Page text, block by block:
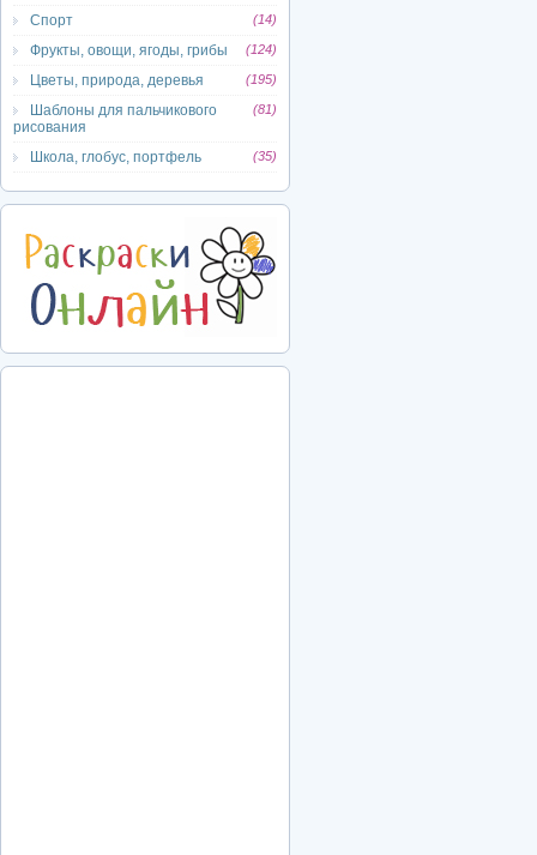
Спорт (14)
Фрукты, овощи, ягоды, грибы (124)
Цветы, природа, деревья (195)
Шаблоны для пальчикового
рисования
(81)
Школа, глобус, портфель (35)